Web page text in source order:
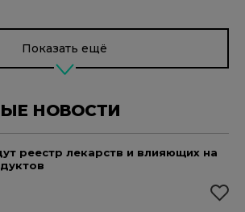
Показать ещё
НОВОСТИ
реестр лекарств и влияющих на